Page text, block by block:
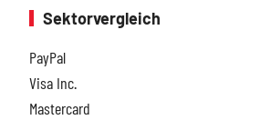
Sektorvergleich
PayPal
Visa Inc.
Mastercard